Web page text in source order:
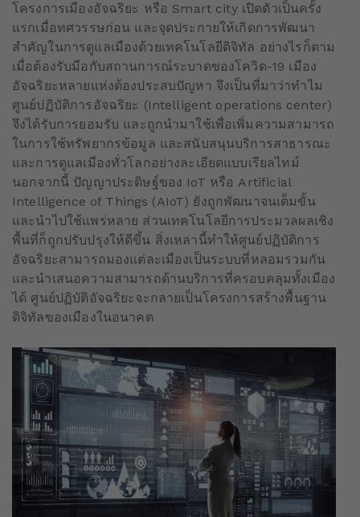
โครงการเมืองอัจฉริยะ หรือ Smart city เปิดตัวเป็นครั้ง
แรกเมื่อทศวรรษก่อน และจุดประกายให้เกิดการพัฒนา
สำคัญในการดูแลเมืองด้วยเทคโนโลยีดิจิทัล อย่างไรก็ตาม
เมื่อต้องรับมือกับสถานการณ์ระบาดของโควิด-19 เมือง
อัจฉริยะหลายแห่งต้องประสบปัญหา จึงเป็นที่มาว่าทำไม
ศูนย์ปฏิบัติการอัจฉริยะ (Intelligent operations center)
จึงได้รับการยอมรับ และถูกนำมาใช้เพื่อเพิ่มความสามารถ
ในการใช้ทรัพยากรข้อมูล และสนับสนุนบริการสาธารณะ
และการดูแลเมืองทั่วโลกอย่างละเอียดแบบเรียลไทม์
นอกจากนี้ ปัญญาประดิษฐ์ของ IoT หรือ Artificial
Intelligence of Things (AIoT) ยังถูกพัฒนาจนเต็มขั้น
และนำไปใช้แพร่หลาย ส่วนเทคโนโลยีการประมวลผลเชิง
พื้นที่ก็ถูกปรับปรุงให้ดีขึ้น สิ่งเหล่านี้ทำให้ศูนย์ปฏิบัติการ
อัจฉริยะสามารถมองแต่ละเมืองเป็นระบบที่หลอมรวมกัน
และนำเสนอความสามารถด้านบริการที่ครอบคลุมทั้งเมือง
ได้ ศูนย์ปฏิบัติอัจฉริยะจะกลายเป็นโครงการสร้างพื้นฐาน
ดิจิทัลของเมืองในอนาคต